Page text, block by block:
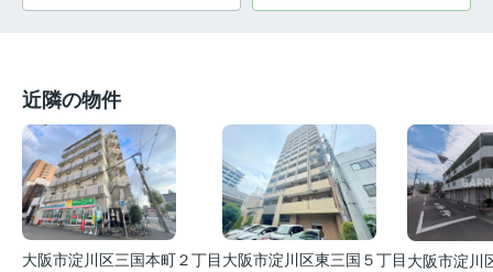
近隣の物件
大阪市淀川区三国本町２丁目 大阪市淀川区東三国５丁目 大阪市淀川